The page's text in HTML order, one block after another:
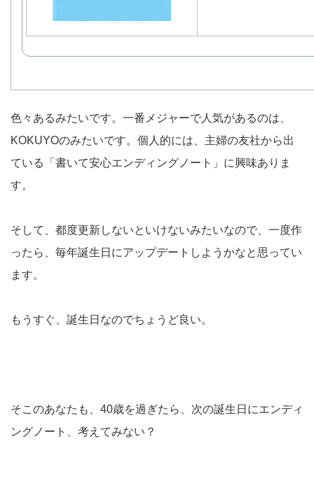
色々あるみたいです。一番メジャーで人気があるのは、
KOKUYOのみたいです。個人的には、主婦の友社から出
ている「書いて安心エンディングノート」に興味ありま
す。
そして、都度更新しないといけないみたいなので、一度作
ったら、毎年誕生日にアップデートしようかなと思ってい
ます。
もうすぐ、誕生日なのでちょうど良い。
そこのあなたも、40歳を過ぎたら、次の誕生日にエンディ
ングノート、考えてみない？